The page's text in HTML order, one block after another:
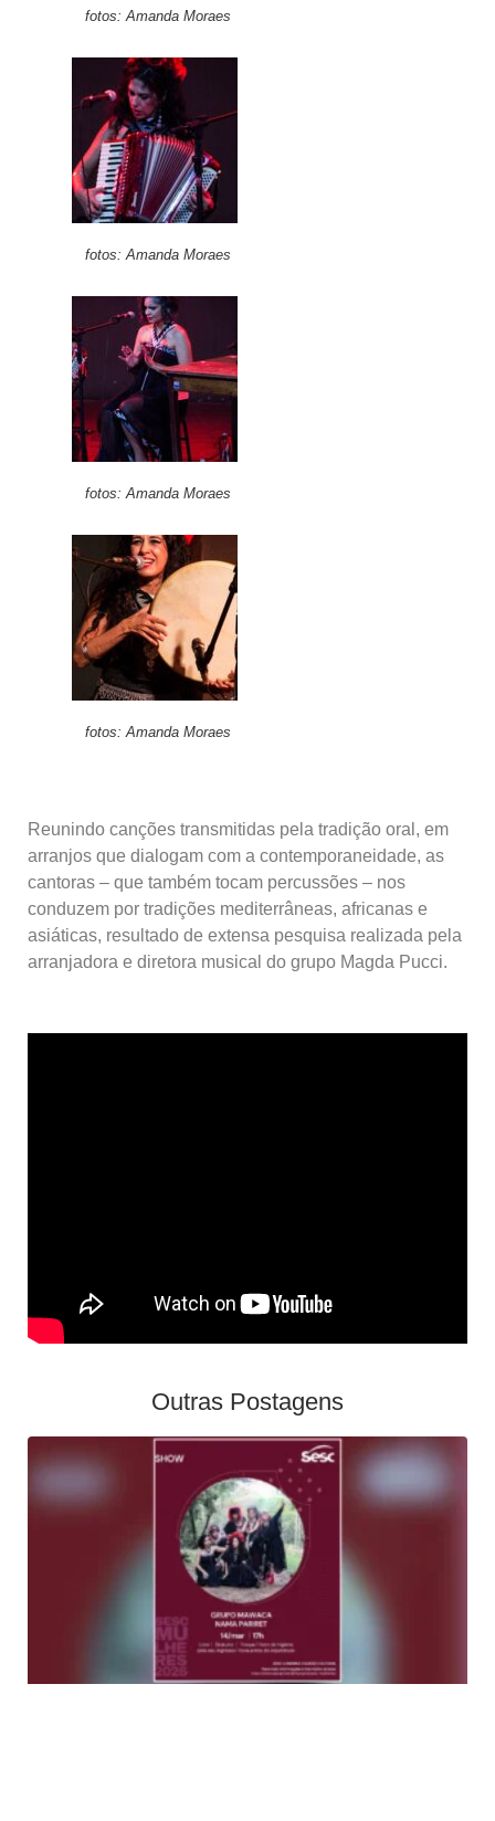
fotos: Amanda Moraes
fotos: Amanda Moraes
fotos: Amanda Moraes
fotos: Amanda Moraes
Reunindo canções transmitidas pela tradição oral, em
arranjos que dialogam com a contemporaneidade, as
cantoras – que também tocam percussões – nos
conduzem por tradições mediterrâneas, africanas e
asiáticas, resultado de extensa pesquisa realizada pela
arranjadora e diretora musical do grupo Magda Pucci.
Outras Postagens